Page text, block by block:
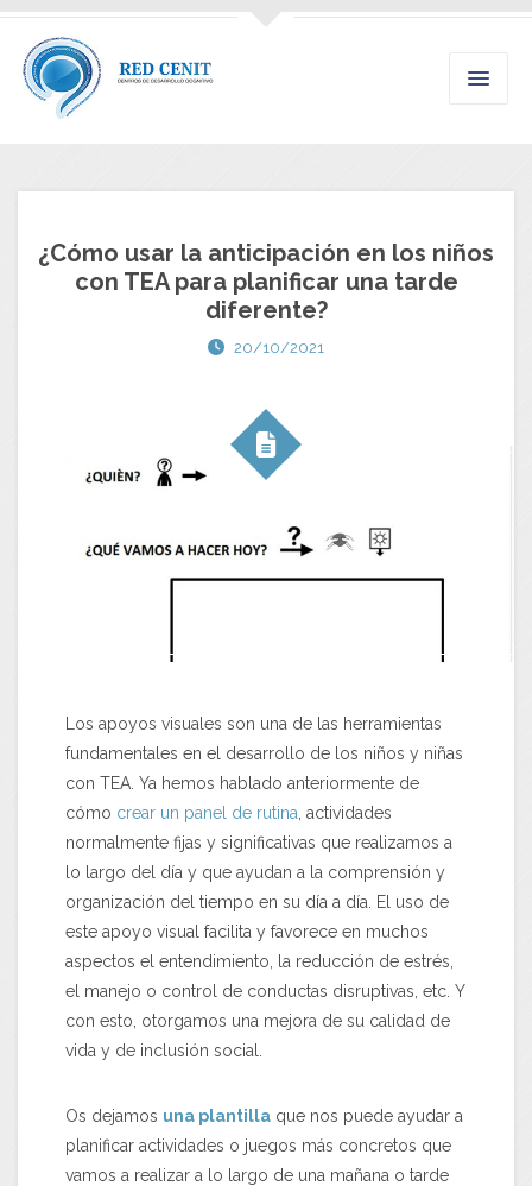
¿Cómo usar la anticipación en los niños
con TEA para planificar una tarde
diferente?
20/10/2021
Los apoyos visuales son una de las herramientas
fundamentales en el desarrollo de los niños y niñas
con TEA. Ya hemos hablado anteriormente de
cómo crear un panel de rutina , actividades
normalmente fijas y significativas que realizamos a
lo largo del día y que ayudan a la comprensión y
organización del tiempo en su día a día. El uso de
este apoyo visual facilita y favorece en muchos
aspectos el entendimiento, la reducción de estrés,
el manejo o control de conductas disruptivas, etc. Y
con esto, otorgamos una mejora de su calidad de
vida y de inclusión social.
Os dejamos una plantilla que nos puede ayudar a
planificar actividades o juegos más concretos que
vamos a realizar a lo largo de una mañana o tarde